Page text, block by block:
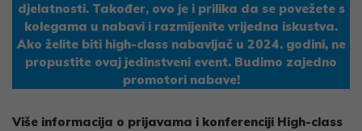
djelatnosti. Također, ovo je i prilika da se povežete s
kolegama u nabavi i razmijenite vrijedna iskustva.
Ako želite biti high-class nabavljač u 2024. godini, ne
propustite ovaj jedinstveni event. Budimo zajedno
promotori nabave!
Više informacija o prijavama i konferenciji High-class